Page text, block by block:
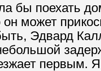
бы поехать
он может
Эдвард
первым.